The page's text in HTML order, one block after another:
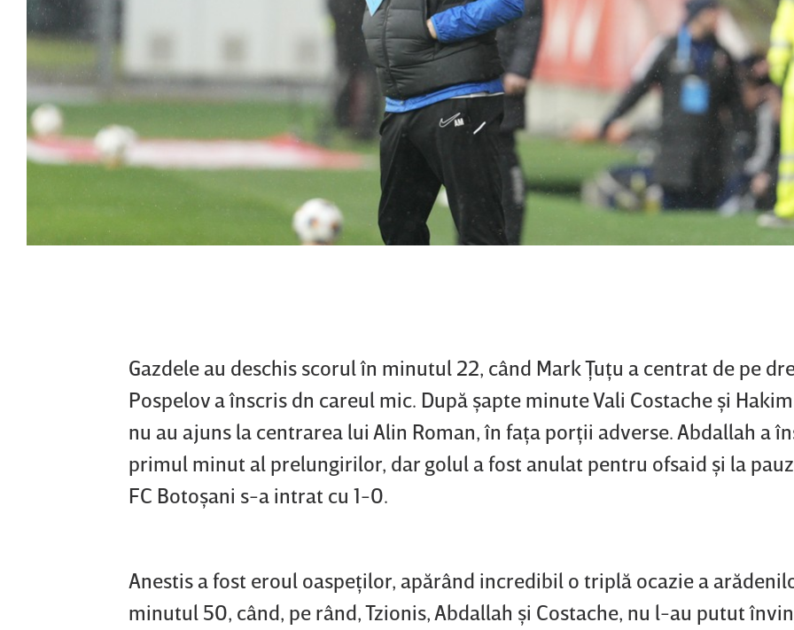
Gazdele au deschis scorul în minutul 22, când Mark Ţuţu a centrat de pe
Pospelov a înscris dn careul mic. După şapte minute Vali Costache şi
nu au ajuns la centrarea lui Alin Roman, în faţa porţii adverse. Abdallah a
primul minut al prelungirilor, dar golul a fost anulat pentru ofsaid şi la
FC Botoşani s-a intrat cu 1-0.
Anestis a fost eroul oaspeţilor, apărând incredibil o triplă ocazie a
minutul 50, când, pe rând, Tzionis, Abdallah şi Costache, nu l-au putut